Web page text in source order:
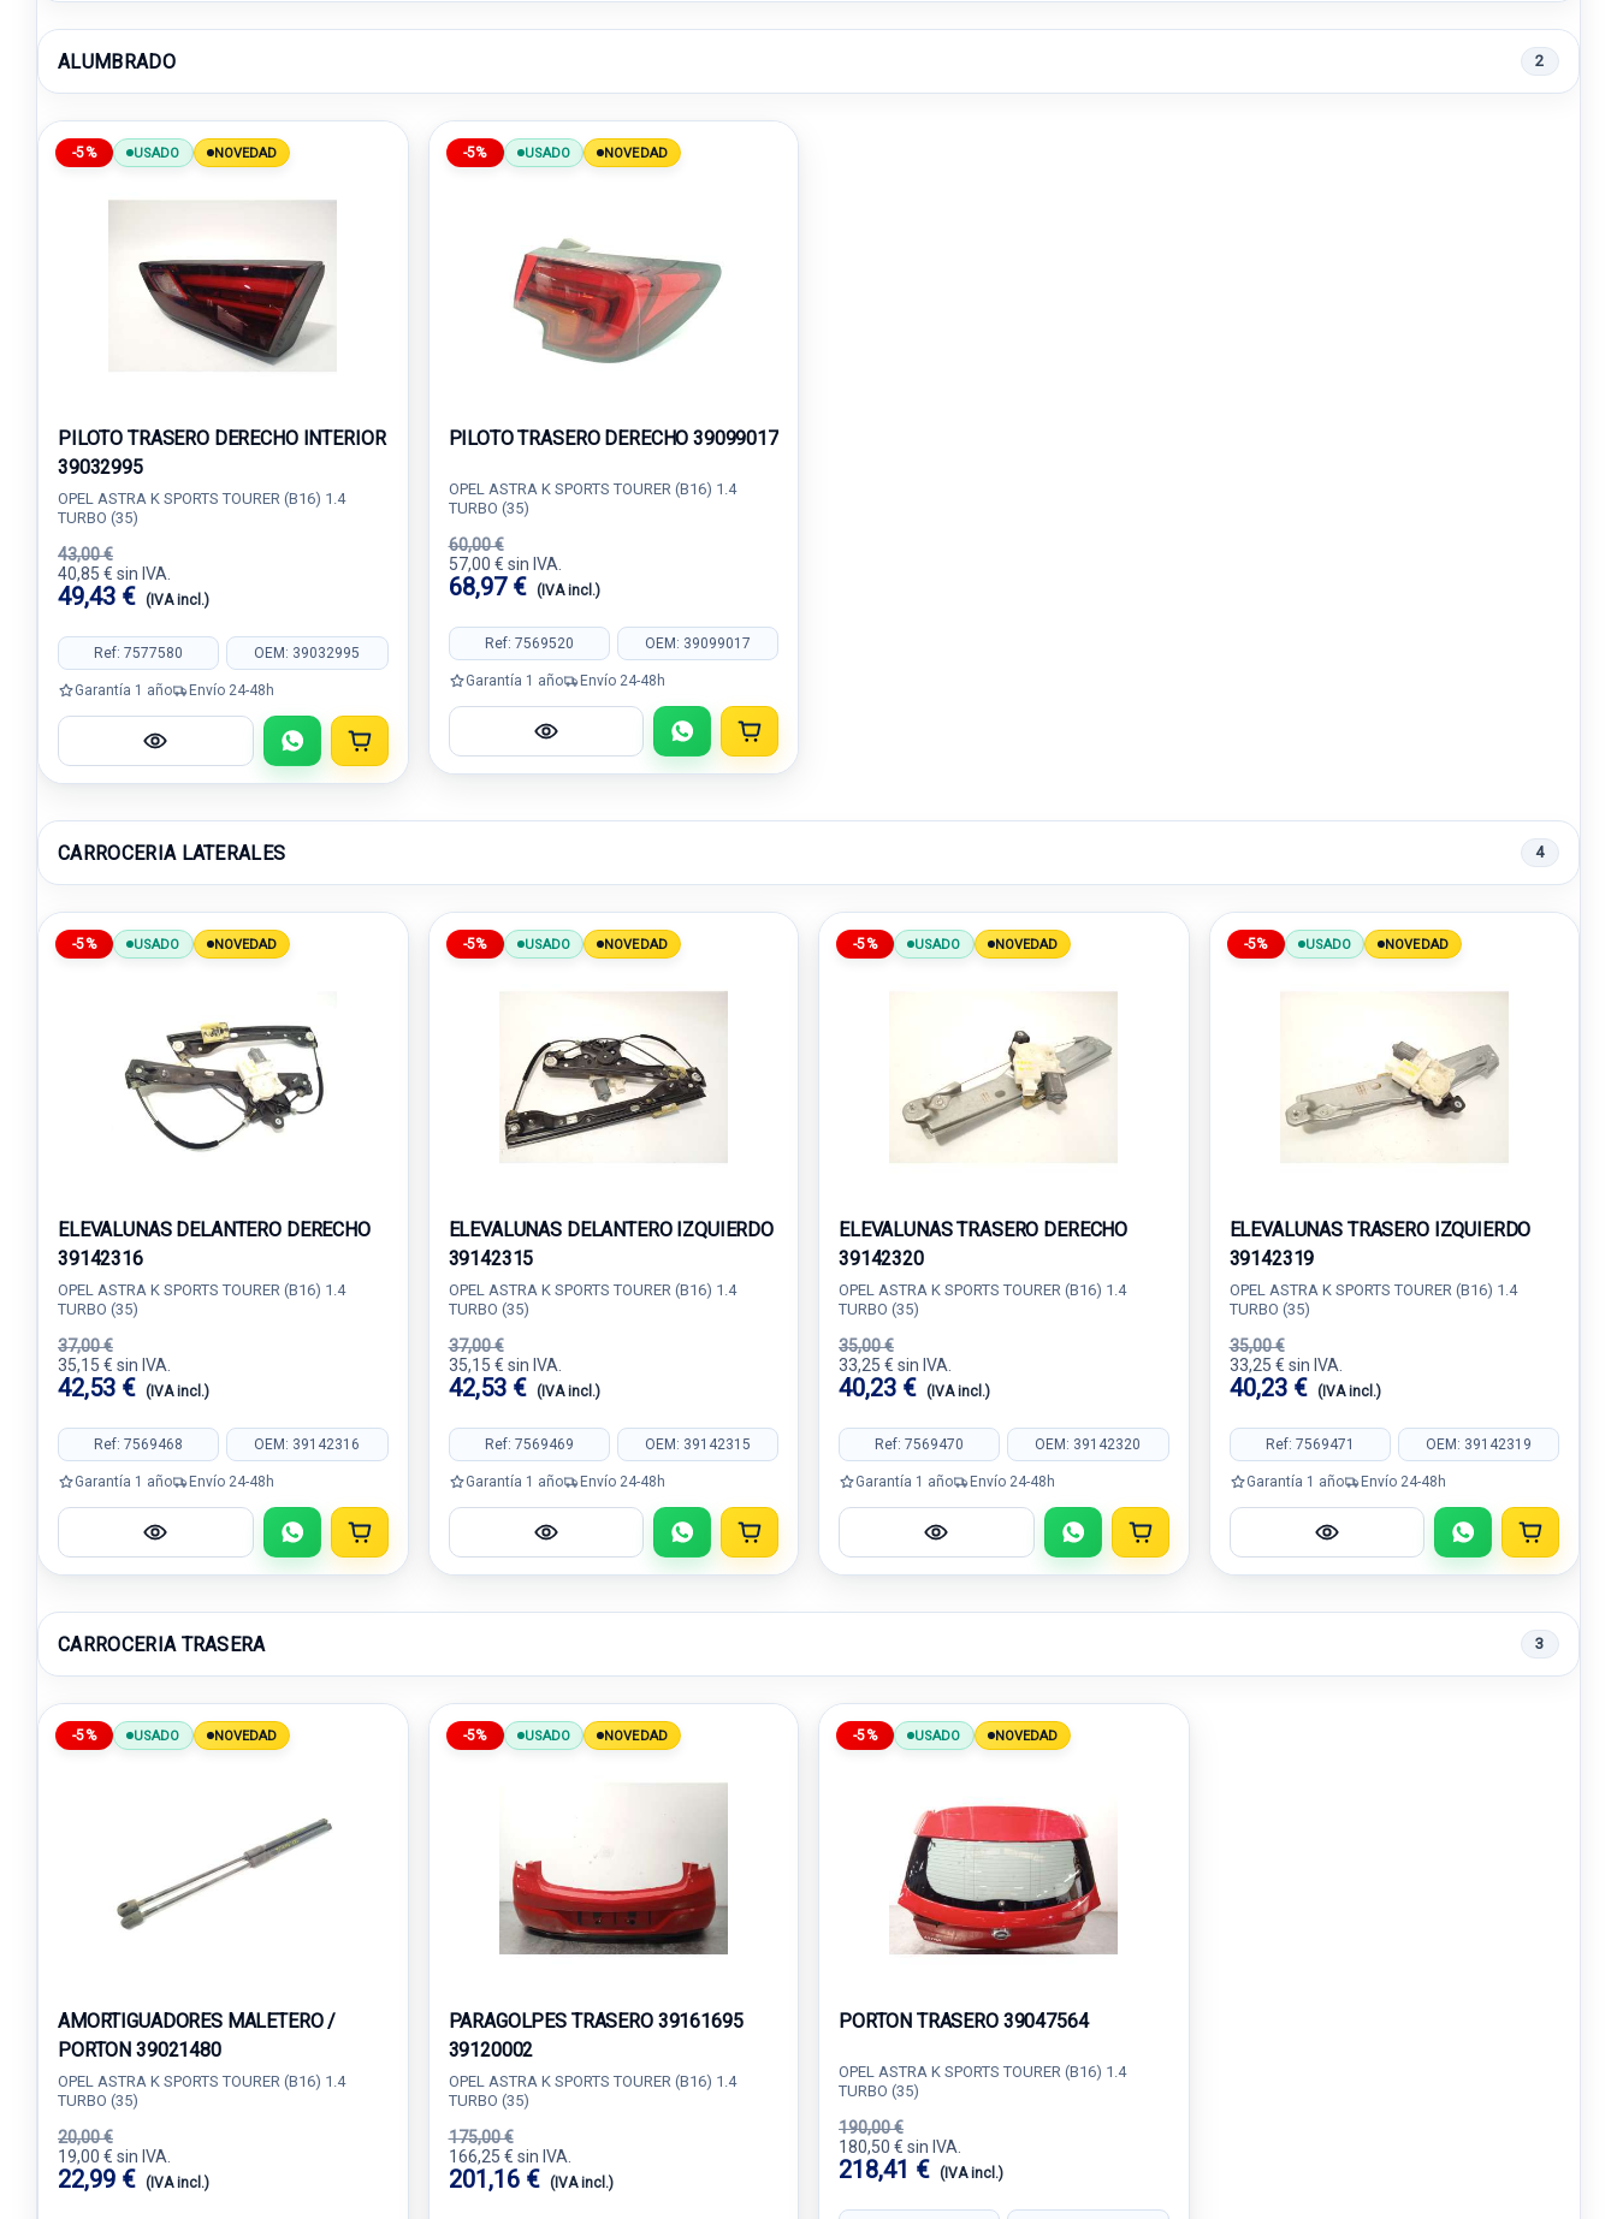
ALUMBRADO 2
-5% USADO NOVEDAD
PILOTO TRASERO DERECHO INTERIOR
39032995
OPEL ASTRA K SPORTS TOURER (B16) 1.4
TURBO (35)
43,00 €
40,85 € sin IVA.
49,43 € (IVA incl.)
Ref: 7577580 OEM: 39032995
Garantía 1 año Envío 24-48h
-5% USADO NOVEDAD
PILOTO TRASERO DERECHO 39099017
OPEL ASTRA K SPORTS TOURER (B16) 1.4
TURBO (35)
60,00 €
57,00 € sin IVA.
68,97 € (IVA incl.)
Ref: 7569520 OEM: 39099017
Garantía 1 año Envío 24-48h
CARROCERIA LATERALES 4
-5% USADO NOVEDAD
ELEVALUNAS DELANTERO DERECHO
39142316
OPEL ASTRA K SPORTS TOURER (B16) 1.4
TURBO (35)
37,00 €
35,15 € sin IVA.
42,53 € (IVA incl.)
Ref: 7569468 OEM: 39142316
Garantía 1 año Envío 24-48h
-5% USADO NOVEDAD
ELEVALUNAS DELANTERO IZQUIERDO
39142315
OPEL ASTRA K SPORTS TOURER (B16) 1.4
TURBO (35)
37,00 €
35,15 € sin IVA.
42,53 € (IVA incl.)
Ref: 7569469 OEM: 39142315
Garantía 1 año Envío 24-48h
-5% USADO NOVEDAD
ELEVALUNAS TRASERO DERECHO
39142320
OPEL ASTRA K SPORTS TOURER (B16) 1.4
TURBO (35)
35,00 €
33,25 € sin IVA.
40,23 € (IVA incl.)
Ref: 7569470 OEM: 39142320
Garantía 1 año Envío 24-48h
-5% USADO NOVEDAD
ELEVALUNAS TRASERO IZQUIERDO
39142319
OPEL ASTRA K SPORTS TOURER (B16) 1.4
TURBO (35)
35,00 €
33,25 € sin IVA.
40,23 € (IVA incl.)
Ref: 7569471 OEM: 39142319
Garantía 1 año Envío 24-48h
CARROCERIA TRASERA 3
-5% USADO NOVEDAD
AMORTIGUADORES MALETERO /
PORTON 39021480
OPEL ASTRA K SPORTS TOURER (B16) 1.4
TURBO (35)
20,00 €
19,00 € sin IVA.
22,99 € (IVA incl.)
-5% USADO NOVEDAD
PARAGOLPES TRASERO 39161695
39120002
OPEL ASTRA K SPORTS TOURER (B16) 1.4
TURBO (35)
175,00 €
166,25 € sin IVA.
201,16 € (IVA incl.)
-5% USADO NOVEDAD
PORTON TRASERO 39047564
OPEL ASTRA K SPORTS TOURER (B16) 1.4
TURBO (35)
190,00 €
180,50 € sin IVA.
218,41 € (IVA incl.)